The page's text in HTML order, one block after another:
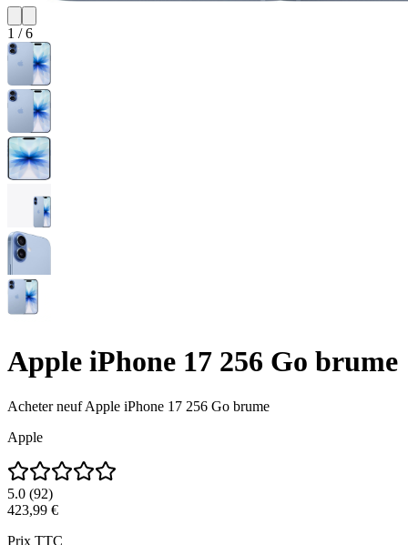
1 /6
Apple iPhone 17 256 Go brume
Acheter neuf Apple iPhone 17 256 Go brume
Apple
5.0 (92)
423,99 €
Prix TTC